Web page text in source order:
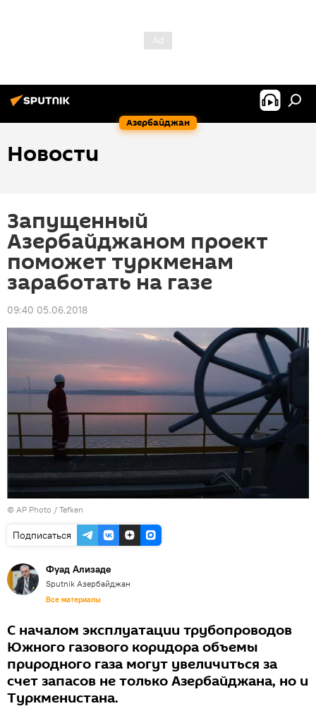
Азербайджан
Новости
Запущенный
Азербайджаном проект
поможет туркменам
заработать на газе
09:40 05.06.2018
© AP Photo / Tefken
Подписаться
Фуад Ализаде
Sputnik Азербайджан
Все материалы
С началом эксплуатации трубопроводов
Южного газового коридора объемы
природного газа могут увеличиться за
счет запасов не только Азербайджана, но и
Туркменистана.